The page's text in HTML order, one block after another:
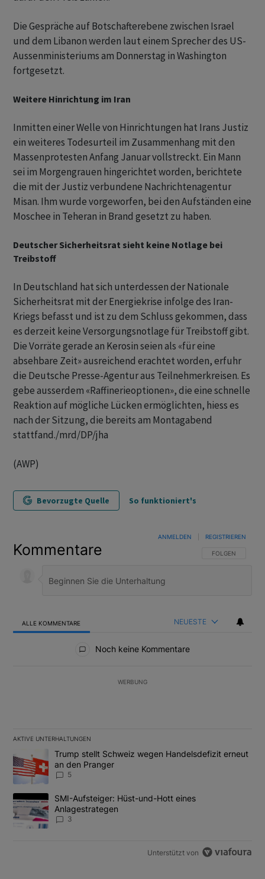
Die Gespräche auf Botschafterebene zwischen Israel
und dem Libanon werden laut einem Sprecher des US-
Aussenministeriums am Donnerstag in Washington
fortgesetzt.
Weitere Hinrichtung im Iran
Inmitten einer Welle von Hinrichtungen hat Irans Justiz
ein weiteres Todesurteil im Zusammenhang mit den
Massenprotesten Anfang Januar vollstreckt. Ein Mann
sei im Morgengrauen hingerichtet worden, berichtete
die mit der Justiz verbundene Nachrichtenagentur
Misan. Ihm wurde vorgeworfen, bei den Aufständen eine
Moschee in Teheran in Brand gesetzt zu haben.
Deutscher Sicherheitsrat sieht keine Notlage bei
Treibstoff
In Deutschland hat sich unterdessen der Nationale
Sicherheitsrat mit der Energiekrise infolge des Iran-
Kriegs befasst und ist zu dem Schluss gekommen, dass
es derzeit keine Versorgungsnotlage für Treibstoff gibt.
Die Vorräte gerade an Kerosin seien als «für eine
absehbare Zeit» ausreichend erachtet worden, erfuhr
die Deutsche Presse-Agentur aus Teilnehmerkreisen. Es
gebe ausserdem «Raffinerieoptionen», die eine schnelle
Reaktion auf mögliche Lücken ermöglichten, hiess es
nach der Sitzung, die bereits am Montagabend
stattfand./mrd/DP/jha
(AWP)
Bevorzugte Quelle So funktioniert's
Kommentare FOLGE DIESER
FOLGEN
ANMELDEN REGISTRIEREN
ALLE KOMMENTARE NEUESTE
Noch keine Kommentare
WERBUNG
AKTIVE UNTERHALTUNGEN
Ein Trendartikel mit dem Titel "Trump stellt Schweiz wegen
Trump stellt Schweiz wegen Handelsdefizit erneut
an den Pranger
5
Ein Trendartikel mit dem Titel "SMI-Aufsteiger: Hüst-und-Hott
SMI-Aufsteiger: Hüst-und-Hott eines
Anlagestrategen
3
Unterstützt von